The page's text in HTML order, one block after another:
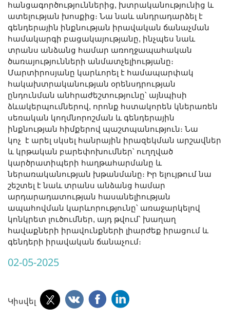
հանցագործություններից, խտրականությունից և
ատելության խոսքից։ Նա նաև անդրադարձել է
գենդերային ինքնության իրավական ճանաչման
համակարգի բացակայությանը, ինչպես նաև
տրանս անձանց համար առողջապահական
ծառայությունների անմատչելիությանը։
Մարտիրոսյանը կարևորել է համապարփակ
հակախտրականության օրենսդրության
ընդունման անհրաժեշտությունը՝ այնպիսի
ձևակերպումներով, որոնք հստակորեն կներառեն
սեռական կողմնորոշման և գենդերային
ինքնության հիմքերով պաշտպանություն։ Նա
կոչ է արել սկսել հանրային իրազեկման արշավներ
և կրթական բարեփոխումներ՝ ուղղված
կարծրատիպերի հաղթահարմանը և
ներառականության խթանմանը։ Իր ելույթում նա
շեշտել է նաև տրանս անձանց համար
արդարադատության հասանելիության
ապահովման կարևորությունը՝ առաջարկելով
կոնկրետ լուծումներ, այդ թվում՝ խաղաղ
հավաքների իրավունքների լիարժեք իրացում և
գենդերի իրավական ճանաչում։
02-05-2025
Կիսվել